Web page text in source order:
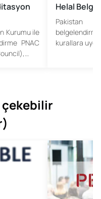
Kurumu ile
PNAC
Helal
Pakistan
kurallara
)